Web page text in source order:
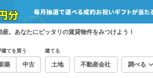
。あなたにピッタリの賃貸物件をみつけよう！
建てを買う
築 中古
建てる
土地 不動産会社 調べる